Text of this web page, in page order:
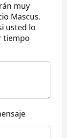
muy
Mascus.
usted lo
tiempo